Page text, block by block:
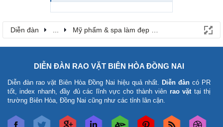
Diễn đàn Mỹ phẩm & spa làm đẹp tại Đồng Nai
DIỄN ĐÀN RAO VẶT BIÊN HÒA ĐỒNG NAI
Diễn đàn rao vặt Biên Hòa Đồng Nai hiệu quả nhất. Diễn đàn có PR
tốt, index nhanh, đầy đủ các lĩnh vực cho thành viên rao vặt tại thị
trường Biên Hòa, Đồng Nai cũng như các tỉnh lân cận.